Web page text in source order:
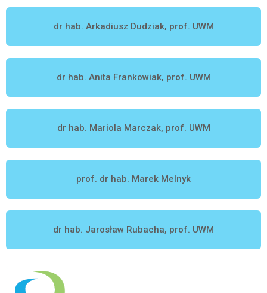
dr hab. Arkadiusz Dudziak, prof. UWM
dr hab. Anita Frankowiak, prof. UWM
dr hab. Mariola Marczak, prof. UWM
prof. dr hab. Marek Melnyk
dr hab. Jarosław Rubacha, prof. UWM